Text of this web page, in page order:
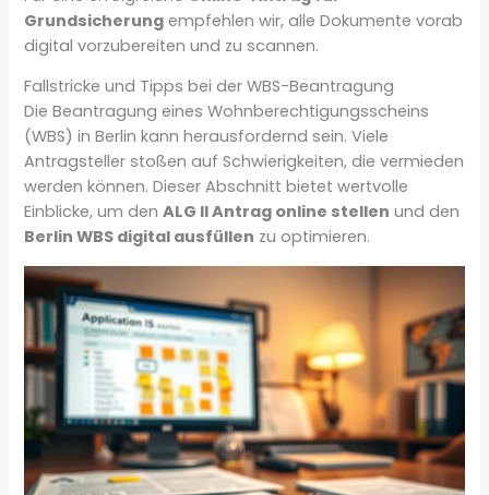
Grundsicherung empfehlen wir, alle Dokumente vorab
digital vorzubereiten und zu scannen.
Fallstricke und Tipps bei der WBS-Beantragung
Die Beantragung eines Wohnberechtigungsscheins
(WBS) in Berlin kann herausfordernd sein. Viele
Antragsteller stoßen auf Schwierigkeiten, die vermieden
werden können. Dieser Abschnitt bietet wertvolle
Einblicke, um denALG II Antrag online stellen und den
Berlin WBS digital ausfüllen zu optimieren.